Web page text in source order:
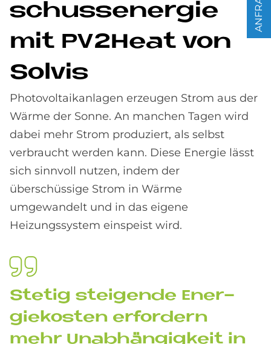
schuss­ener­gie
mit PV2Heat von
Sol­vis
Photovoltaikanlagen erzeugen Strom aus der
Wärme der Sonne. An manchen Tagen wird
dabei mehr Strom produziert, als selbst
verbraucht werden kann. Diese Energie lässt
sich sinnvoll nutzen, indem der
überschüssige Strom in Wärme
umgewandelt und in das eigene
Heizungssystem einspeist wird.
Ste­tig stei­gen­de En­er­
gie­ko­sten er­for­dern
mehr Un­ab­hän­gig­keit in